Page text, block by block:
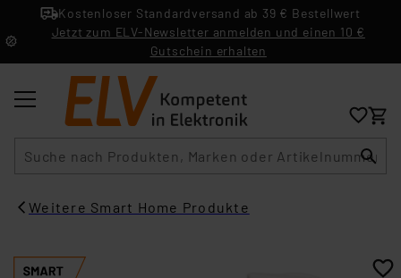
Kostenloser Standardversand ab 39 € Bestellwert
Jetzt zum ELV-Newsletter anmelden und einen 10 €
Gutschein erhalten
Weitere Smart Home Produkte